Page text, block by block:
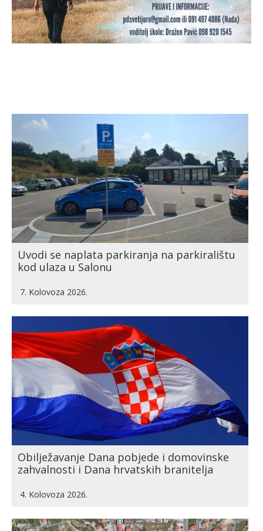
Uvodi se naplata parkiranja na parkiralištu
kod ulaza u Salonu
7. Kolovoza 2026.
Obilježavanje Dana pobjede i domovinske
zahvalnosti i Dana hrvatskih branitelja
4. Kolovoza 2026.